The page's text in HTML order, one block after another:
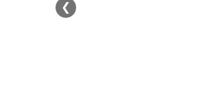
❮